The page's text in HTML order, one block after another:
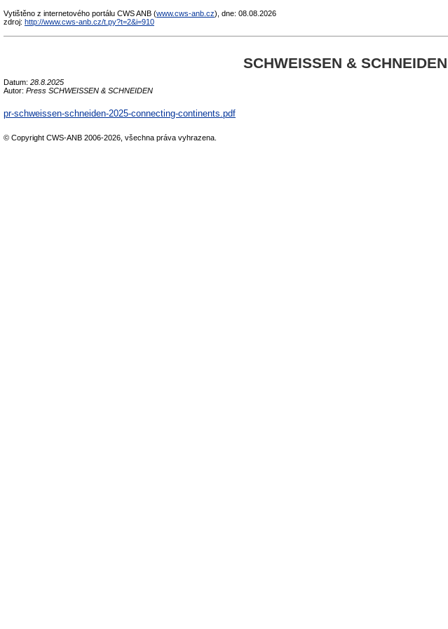
Vytištěno z internetového portálu CWS ANB (www.cws-anb.cz), dne: 08.08.2026
zdroj: http://www.cws-anb.cz/t.py?t=2&i=910
SCHWEISSEN &
Datum: 28.8.2025
Autor: Press SCHWEISSEN & SCHNEIDEN
pr-schweissen-schneiden-2025-connecting-continents.pdf
© Copyright CWS-ANB 2006-2026, všechna práva vyhrazena.